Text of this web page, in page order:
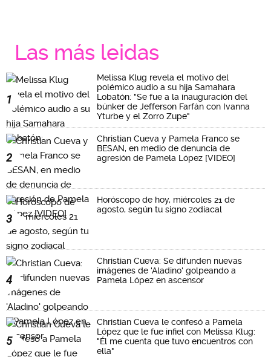
Las más leidas
1
Melissa Klug revela el motivo del
polémico audio a su hija Samahara
Lobatón: "Se fue a la inauguración del
búnker de Jefferson Farfán con Ivanna
Yturbe y el Zorro Zupe"
2
Christian Cueva y Pamela Franco se
BESAN, en medio de denuncia de
agresión de Pamela López [VIDEO]
3
Horóscopo de hoy, miércoles 21 de
agosto, según tu signo zodiacal
4
Christian Cueva: Se difunden nuevas
imágenes de 'Aladino' golpeando a
Pamela López en ascensor
5
Christian Cueva le confesó a Pamela
López que le fue infiel con Melissa Klug:
"Él me cuenta que tuvo encuentros con
ella"